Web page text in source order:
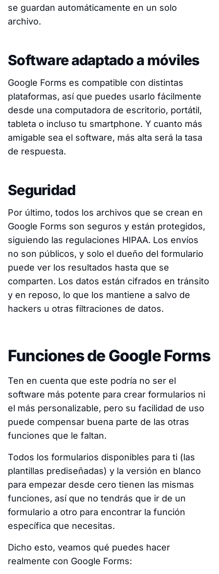
se guardan automáticamente en un solo
archivo.
Software adaptado a móviles
Google Forms es compatible con distintas
plataformas, así que puedes usarlo fácilmente
desde una computadora de escritorio, portátil,
tableta o incluso tu smartphone. Y cuanto más
amigable sea el software, más alta será la tasa
de respuesta.
Seguridad
Por último, todos los archivos que se crean en
Google Forms son seguros y están protegidos,
siguiendo las regulaciones HIPAA. Los envíos
no son públicos, y solo el dueño del formulario
puede ver los resultados hasta que se
comparten. Los datos están cifrados en tránsito
y en reposo, lo que los mantiene a salvo de
hackers u otras filtraciones de datos.
Funciones de Google Forms
Ten en cuenta que este podría no ser el
software más potente para crear formularios ni
el más personalizable, pero su facilidad de uso
puede compensar buena parte de las otras
funciones que le faltan.
Todos los formularios disponibles para ti (las
plantillas prediseñadas) y la versión en blanco
para empezar desde cero tienen las mismas
funciones, así que no tendrás que ir de un
formulario a otro para encontrar la función
específica que necesitas.
Dicho esto, veamos qué puedes hacer
realmente con Google Forms: